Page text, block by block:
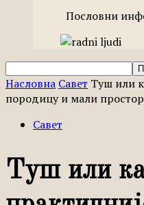
Пословни
Насловна Савет Туш или
породицу и мали простор
Савет
Туш или